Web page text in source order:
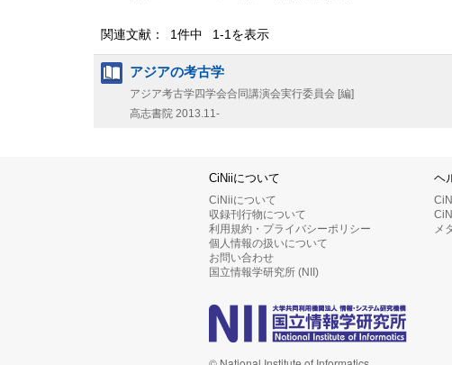
関連文献： 1件中 1-1を表示
アジアの考古学
アジア考古学四学会合同講演会実行委員会 [編]
高志書院 2013.11-
CiNiiについて
CiNiiについて
収録刊行物について
利用規約・プライバシーポリシー
個人情報の扱いについて
お問い合わせ
国立情報学研究所 (NII)
ヘ
メ